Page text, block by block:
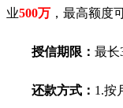
业500万 ，最高额度
授信期限： 最长
还款方式： 1.按